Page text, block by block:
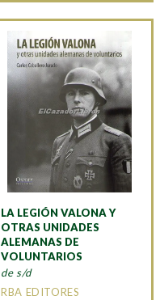
LA LEGIÓN VALONA Y
OTRAS UNIDADES
ALEMANAS DE
VOLUNTARIOS
de s/d
RBA EDITORES